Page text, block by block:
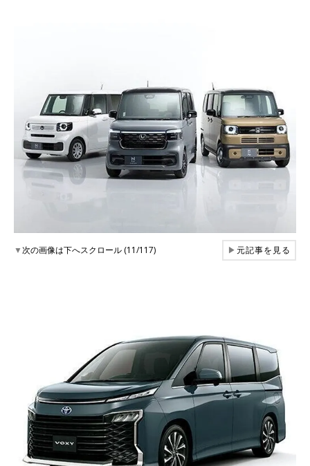
▼次の画像は下へスクロール (11/117) ▶元記事を見る